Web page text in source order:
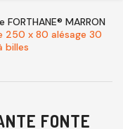
MARRON
250 x 80 alésage 30
billes
FONTE